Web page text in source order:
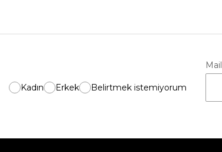
Kadın Erkek Belirtmek istemiyorum